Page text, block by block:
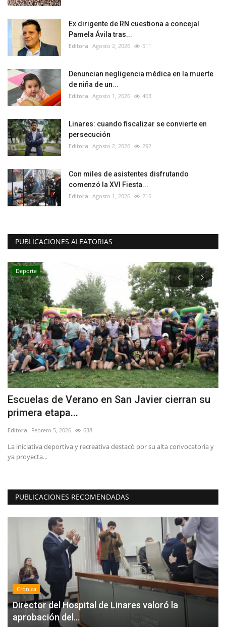
Ex dirigente de RN cuestiona a concejal
Pamela Ávila tras...
Editora Agosto 2, 2026 511
Denuncian negligencia médica en la muerte
de niña de un...
Editora Agosto 1, 2026 463
Linares: cuando fiscalizar se convierte en
persecución
Editora Agosto 2, 2026 292
Con miles de asistentes disfrutando
comenzó la XVI Fiesta...
Editora Agosto 1, 2026 216
PUBLICACIONES ALEATORIAS
Deporte
Escuelas de Verano en San Javier cierran su
primera etapa...
Editora Febrero 5, 2026 638
La iniciativa deportiva y recreativa destacó por su alta convocatoria y
ya proyecta...
PUBLICACIONES RECOMENDADAS
Crónica
Director del Hospital de Linares valoró la
aprobación del...